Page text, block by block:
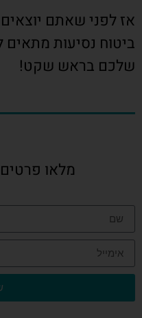
אז לפני שאתם
ביטוח נסיעות מתאים
שלכם בראש שקט!
מלאו